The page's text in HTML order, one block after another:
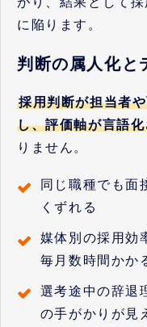
に陥ります。
判断の属人化と
採用判断が担当者
し、評価軸が言語
りません。
同じ職種でも面
くずれる
媒体別の採用効
毎月数時間かか
選考途中の辞退
の手がかりが見